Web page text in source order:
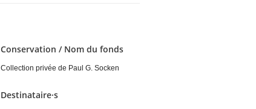
Conservation / Nom du fonds
Collection privée de Paul G. Socken
Destinataire·s